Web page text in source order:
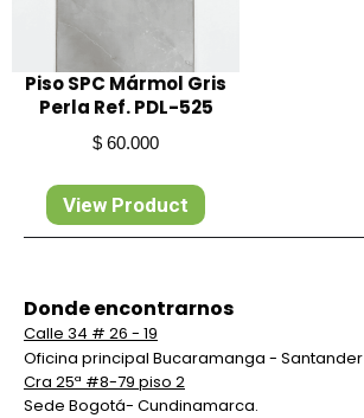
Piso SPC Mármol Gris
Perla Ref. PDL-525
$ 60.000
View Product
Donde encontrarnos
Calle 34 # 26 - 19
Oficina principal Bucaramanga - Santander
Cra 25ª #8-79 piso 2
Sede Bogotá- Cundinamarca.